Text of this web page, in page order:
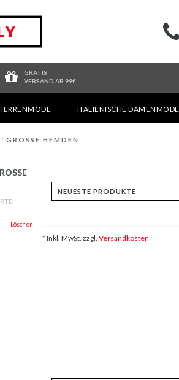
GRATIS
VERSAND AB 99€
ITALIENISCHE DAMENMODE
/ GROSSE HEMDEN
H
Löschen
* Inkl. MwSt. zzgl. Versandkosten